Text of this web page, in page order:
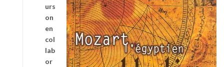
urs
on
en
col
lab
or